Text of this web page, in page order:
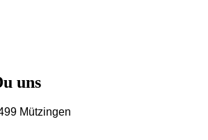
uns
Mützingen